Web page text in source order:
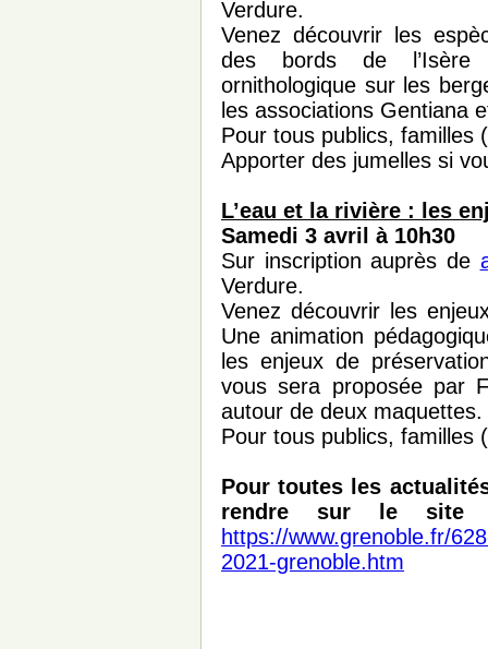
Verdure.
Venez découvrir les
des bords de l’Isère
ornithologique sur les
les associations Gentiana
Pour tous publics, familles
Apporter des jumelles si
L’eau et la rivière : les
Samedi 3 avril à 10h30
Sur inscription auprès de
Verdure.
Venez découvrir les
Une animation
les enjeux de
vous sera proposée par
autour de deux maquettes.
Pour tous publics, familles
Pour toutes les
rendre sur le
https://www.grenoble.fr/
2021-grenoble.htm